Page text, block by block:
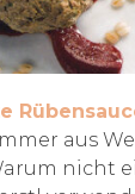
aus
nicht